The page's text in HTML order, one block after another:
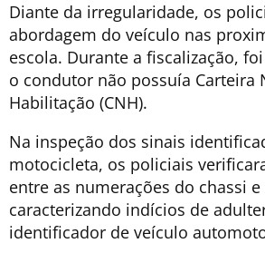
Diante da irregularidade, os
abordagem do veículo nas
escola. Durante a fiscalização,
o condutor não possuía Carteira
Habilitação (CNH).
Na inspeção dos sinais
motocicleta, os policiais
entre as numerações do chassi
caracterizando indícios de
identificador de veículo